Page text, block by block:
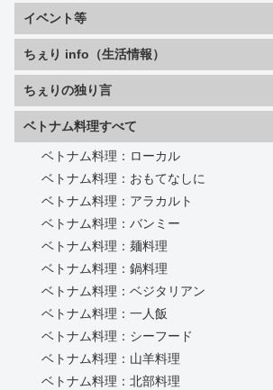
イベント等
ちぇり info（生活情報）
ちぇりの独り言
ベトナム料理すべて
ベトナム料理：ローカル
ベトナム料理：おもてなしに
ベトナム料理：アラカルト
ベトナム料理：バンミー
ベトナム料理：麺料理
ベトナム料理：鍋料理
ベトナム料理：ベジタリアン
ベトナム料理：一人飯
ベトナム料理：シーフード
ベトナム料理：山羊料理
ベトナム料理：北部料理